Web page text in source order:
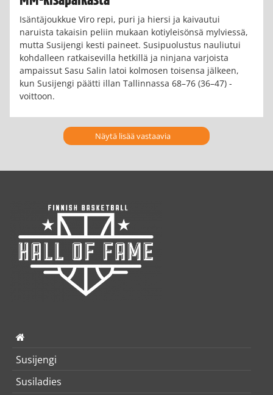
Isäntäjoukkue Viro repi, puri ja hiersi ja kaivautui
naruista takaisin peliin mukaan kotiyleisönsä mylviessä,
mutta Susijengi kesti paineet. Susipuolustus nauliutui
kohdalleen ratkaisevilla hetkillä ja ninjana varjoista
ampaissut Sasu Salin latoi kolmosen toisensa jälkeen,
kun Susijengi päätti illan Tallinnassa 68–76 (36–47) -
voittoon.
Näytä lisää vastaavia
Susijengi
Susiladies